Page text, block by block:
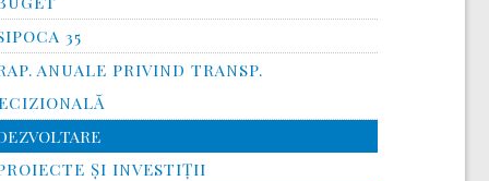
35
ANUALE PRIVIND TRANSP.
ȘI INVESTIȚII